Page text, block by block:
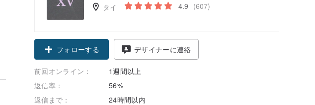
タイ 4.9 (607)
フォローする デザイナーに連絡
前回オンライン：
1週間以上
返信率：
56%
返信まで：
24時間以内